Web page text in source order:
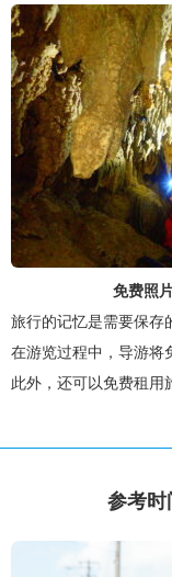
免费照
旅行的记忆是需要保存
在游览过程中，导游将
此外，还可以免费租用
参考时